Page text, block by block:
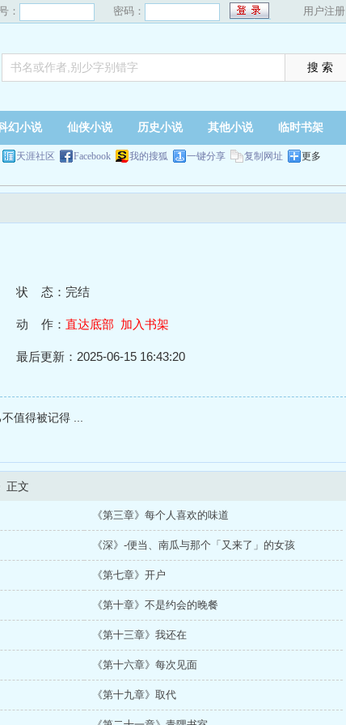
： 密码： 用户注册
幻小说 仙侠小说 历史小说 其他小说 临时书架
天涯社区 Facebook 我的搜狐 一键分享 复制网址 更多
状 态：完结
动 作： 直达底部 加入书架
最后更新：2025-06-15 16:43:20
值得被记得 ...
正文
《第三章》每个人喜欢的味道
《深》-便当、南瓜与那个「又来了」的女孩
《第七章》开户
《第十章》不是约会的晚餐
《第十三章》我还在
《第十六章》每次见面
《第十九章》取代